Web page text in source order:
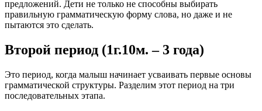
предложений. Дети не только не способны выбирать
правильную грамматическую форму слова, но даже и не
пытаются это сделать.
Второй период (1г.10м. – 3 года)
Это период, когда малыш начинает усваивать первые основы
грамматической структуры. Разделим этот период на три
последовательных этапа.